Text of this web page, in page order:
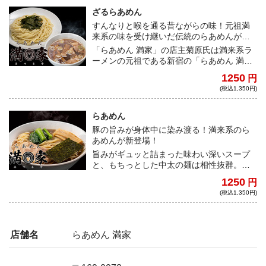
ざるらあめん
すんなりと喉を通る昔ながらの味！元祖満
来系の味を受け継いだ伝統のらあめんが宅
麺に初登場！
「らあめん 満家」の店主菊原氏は満来系ラ
ーメンの元祖である新宿の「らあめん 満
久保の土地に開業。どこか懐かしさを感じ
る味のあっさりとした醤油ベースの豚清湯
れ！クセがなく非常に受け入れやすいた
め、あっという間に飲み干してしまう。
「満来系」の中でも元祖である「らあめん
満来」の味わいを忠実に表現した「らあめ
ん 満家」の味わいはどこの誰にも真似する
ことはできない。分厚い角切りチャーシュ
ーはボリューム満点でスープの中で圧倒的
な存在感を放つ。満足感抜群の「満来系」
1250 円
(税込1,350円)
らあめん
豚の旨みが身体中に染み渡る！満来系のら
あめんが新登場！
旨みがギュッと詰まった味わい深いスープ
と、もちっとした中太の麺は相性抜群。体
味わい！それでいて満足感抜群の「満来
1250 円
(税込1,350円)
店舗名 らあめん 満家